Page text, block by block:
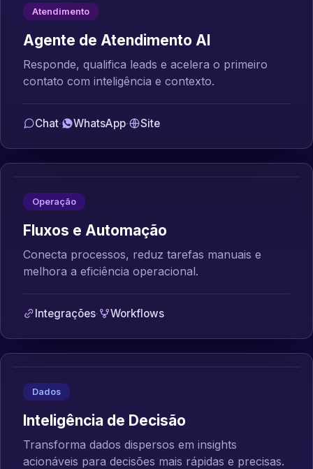
Atendimento
Agente de Atendimento AI
Responde, qualifica leads e acelera o primeiro
contato com inteligência e contexto.
Chat· WhatsApp· Site
Operação
Fluxos e Automação
Conecta processos, reduz tarefas manuais e
melhora a eficiência operacional.
Integrações· Workflows
Dados
Inteligência de Decisão
Transforma dados dispersos em insights
acionáveis para decisões mais rápidas e precisas.